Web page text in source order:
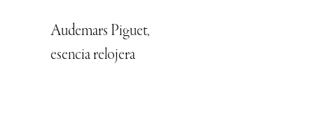
Audemars Piguet,
esencia relojera